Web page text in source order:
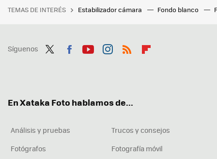
TEMAS DE INTERÉS Estabilizador cámara Fondo blanco
Síguenos
En Xataka Foto hablamos de...
Análisis y pruebas
Trucos y consejos
Fotógrafos
Fotografía móvil